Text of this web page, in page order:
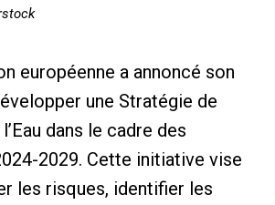
européenne a annoncé son
une Stratégie de
dans le cadre des
2029. Cette initiative vise
les risques, identifier les